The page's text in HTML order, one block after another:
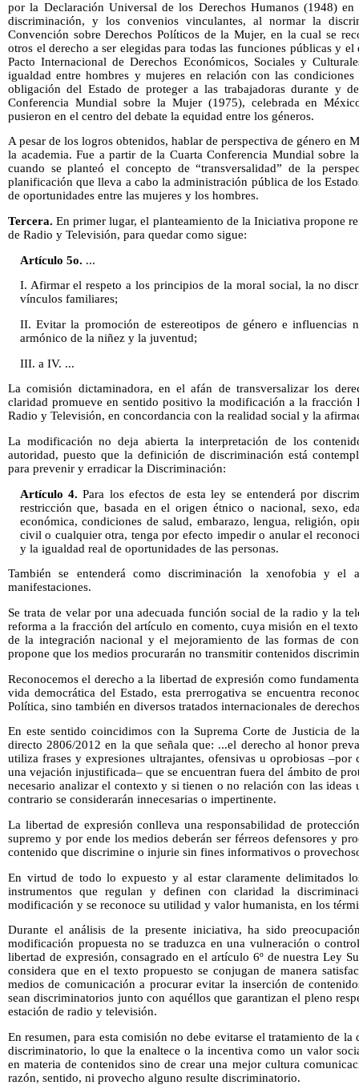
por la Declaración Universal de los Derechos Humanos (1948)
discriminación, y los convenios vinculantes, al normar la
Convención sobre Derechos Políticos de la Mujer, en la cual se
otros el derecho a ser elegidas para todas las funciones públicas y
Pacto Internacional de Derechos Económicos, Sociales y
igualdad entre hombres y mujeres en relación con las
obligación del Estado de proteger a las trabajadoras durante y
Conferencia Mundial sobre la Mujer (1975), celebrada en
pusieron en el centro del debate la equidad entre los géneros.
A pesar de los logros obtenidos, hablar de perspectiva de género en
la academia. Fue a partir de la Cuarta Conferencia Mundial sobre
cuando se planteó el concepto de “transversalidad” de la
planificación que lleva a cabo la administración pública de los
de oportunidades entre las mujeres y los hombres.
Tercera.En primer lugar, el planteamiento de la Iniciativa propone
de Radio y Televisión, para quedar como sigue:
Artículo 5o. ...
I. Afirmar el respeto a los principios de la moral social, la no
vínculos familiares;
II. Evitar la promoción de estereotipos de género e influencias
armónico de la niñez y la juventud;
III. a IV. ...
La comisión dictaminadora, en el afán de transversalizar los
claridad promueve en sentido positivo la modificación a la
Radio y Televisión, en concordancia con la realidad social y la
La modificación no deja abierta la interpretación de los
autoridad, puesto que la definición de discriminación está
para prevenir y erradicar la Discriminación:
Artículo 4.Para los efectos de esta ley se entenderá por
restricción que, basada en el origen étnico o nacional, sexo,
económica, condiciones de salud, embarazo, lengua, religión,
civil o cualquier otra, tenga por efecto impedir o anular el
y la igualdad real de oportunidades de las personas.
También se entenderá como discriminación la xenofobia y el
manifestaciones.
Se trata de velar por una adecuada función social de la radio y la
reforma a la fracción del artículo en comento, cuya misión en el
de la integración nacional y el mejoramiento de las formas de
propone que los medios procurarán no transmitir contenidos
Reconocemos el derecho a la libertad de expresión como
vida democrática del Estado, esta prerrogativa se encuentra
Política, sino también en diversos tratados internacionales de
En este sentido coincidimos con la Suprema Corte de Justicia de
directo 2806/2012 en la que señala que: ...el derecho al honor
utiliza frases y expresiones ultrajantes, ofensivas u oprobiosas
una vejación injustificada– que se encuentran fuera del ámbito de
necesario analizar el contexto y si tienen o no relación con las ideas
contrario se considerarán innecesarias o impertinente.
La libertad de expresión conlleva una responsabilidad de
supremo y por ende los medios deberán ser férreos defensores y
contenido que discrimine o injurie sin fines informativos o
En virtud de todo lo expuesto y al estar claramente delimitados
instrumentos que regulan y definen con claridad la
modificación y se reconoce su utilidad y valor humanista, en los
Durante el análisis de la presente iniciativa, ha sido
modificación propuesta no se traduzca en una vulneración o
libertad de expresión, consagrado en el artículo 6º de nuestra Ley
considera que en el texto propuesto se conjugan de manera
medios de comunicación a procurar evitar la inserción de
sean discriminatorios junto con aquéllos que garantizan el pleno
estación de radio y televisión.
En resumen, para esta comisión no debe evitarse el tratamiento de
discriminatorio, lo que la enaltece o la incentiva como un valor
en materia de contenidos sino de crear una mejor cultura
razón, sentido, ni provecho alguno resulte discriminatorio.